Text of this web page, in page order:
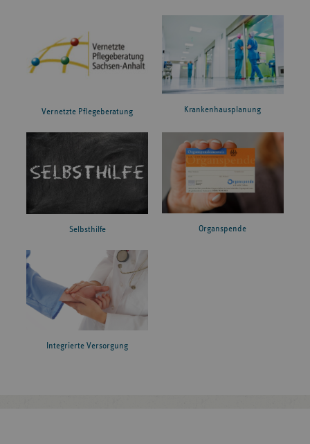
Vernetzte Pflegeberatung Krankenhausplanung
Selbsthilfe Organspende
Integrierte Versorgung